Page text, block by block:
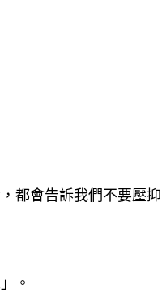
都會告訴我們不要壓抑
。